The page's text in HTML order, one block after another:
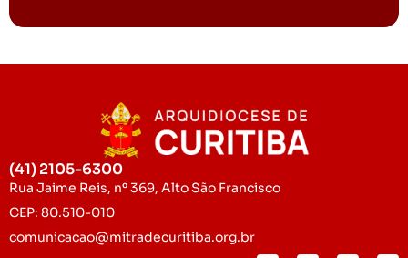
(41) 2105-6300
Rua Jaime Reis, nº 369, Alto São Francisco
CEP: 80.510-010
comunicacao@mitradecuritiba.org.br